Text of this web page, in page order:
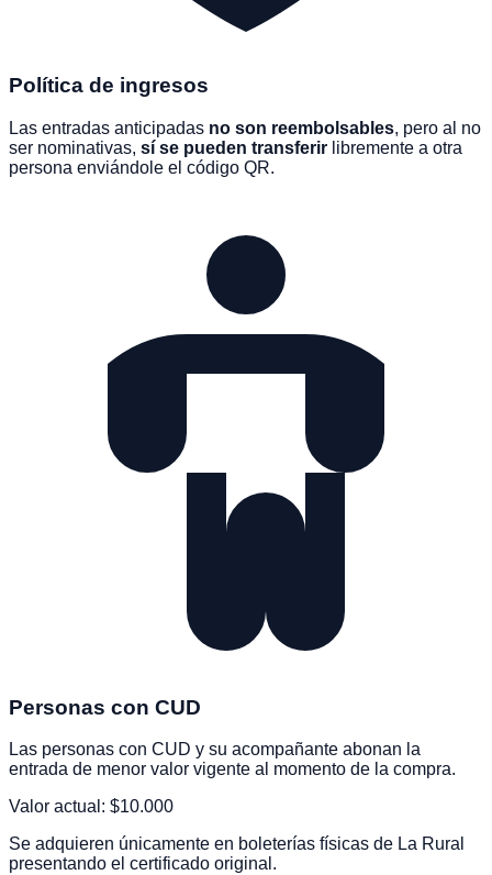
Política de ingresos
Las entradas anticipadas no son reembolsables, pero al no
ser nominativas, sí se pueden transferir libremente a otra
persona enviándole el código QR.
Personas con CUD
Las personas con CUD y su acompañante abonan la
entrada de menor valor vigente al momento de la compra.
Valor actual: $10.000
Se adquieren únicamente en boleterías físicas de La Rural
presentando el certificado original.